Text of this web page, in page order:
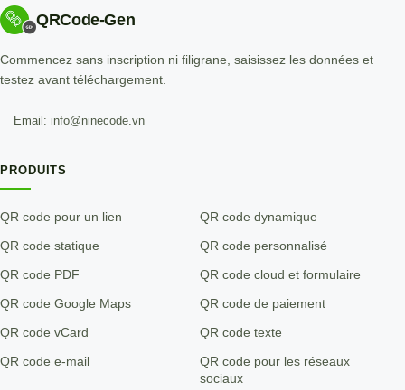
QRCode-Gen
Commencez sans inscription ni filigrane, saisissez les données et
testez avant téléchargement.
Email: info@ninecode.vn
PRODUITS
QR code pour un lien QR code dynamique
QR code statique QR code personnalisé
QR code PDF QR code cloud et formulaire
QR code Google Maps QR code de paiement
QR code vCard QR code texte
QR code e-mail
QR code pour les réseaux
sociaux